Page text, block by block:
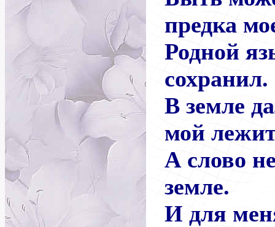
предка
Родной
сохранил.
В земле
мой
А слово
земле.
И для